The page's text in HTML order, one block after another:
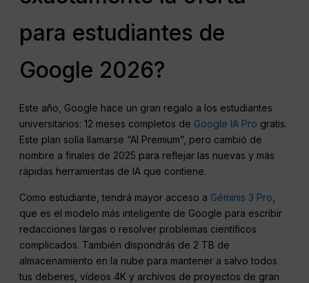
para estudiantes de
Google 2026?
Este año, Google hace un gran regalo a los estudiantes
universitarios: 12 meses completos de Google IA Pro gratis.
Este plan solía llamarse “AI Premium”, pero cambió de
nombre a finales de 2025 para reflejar las nuevas y más
rápidas herramientas de IA que contiene.
Como estudiante, tendrá mayor acceso a Géminis 3 Pro
que es el modelo más inteligente de Google para escribir
redacciones largas o resolver problemas científicos
complicados. También dispondrás de 2 TB de
almacenamiento en la nube para mantener a salvo todos
tus deberes, vídeos 4K y archivos de proyectos de gran